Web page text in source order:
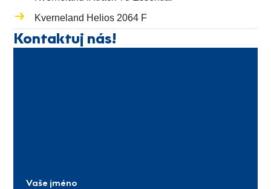
Kverneland Helios 2064 F
Kontaktuj nás!
Vaše jméno